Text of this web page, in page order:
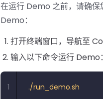
在运行 Demo 之前，请确保
Demo：
打开终端窗口，导航至
输入以下命令运行 Demo：
./run_demo.sh
1